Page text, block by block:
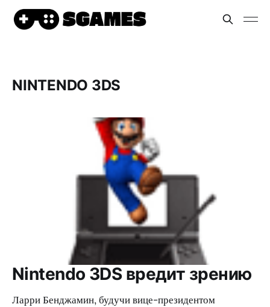
NINTENDO 3DS
Nintendo 3DS вредит зрению
Ларри Бенджамин, будучи вице-президентом